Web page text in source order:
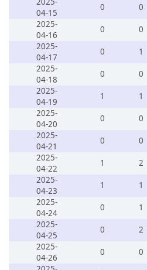
04-15
0 0
2025-
04-16
0 0
2025-
04-17
0 1
2025-
04-18
0 0
2025-
04-19
1 1
2025-
04-20
0 0
2025-
04-21
0 0
2025-
04-22
1 2
2025-
04-23
1 1
2025-
04-24
0 1
2025-
04-25
0 2
2025-
04-26
0 0